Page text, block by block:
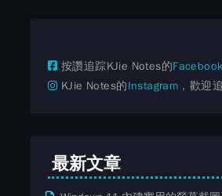
按讚追踪KJie Notes的Facebook
KJie Notes的Instagram ，歡迎
最新文章